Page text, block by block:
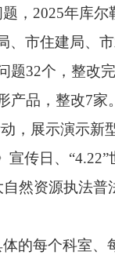
， 2025年库尔
、市住建局、
题32个，整改
产品，整改7家
，展示演示新
传日、
自然资源执法普
的每个科室